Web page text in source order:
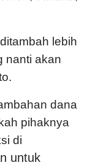
lebih
nanti akan
dana
pihaknya
di
untuk